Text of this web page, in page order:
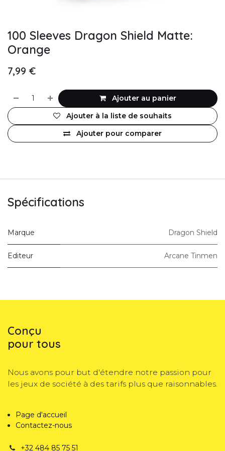
100 Sleeves Dragon Shield Matte:
Orange
7,99 €
Ajouter au panier
Ajouter pour comparer
Ajouter à la liste de souhaits
Spécifications
Marque Dragon Shield
Editeur Arcane Tinmen
Conçu
pour tous
Nous avons pour but d'étendre notre passion pour
les jeux de société à des tarifs plus que raisonnables.
Page d'accueil
Contactez-nous
+32 484 85 75 51